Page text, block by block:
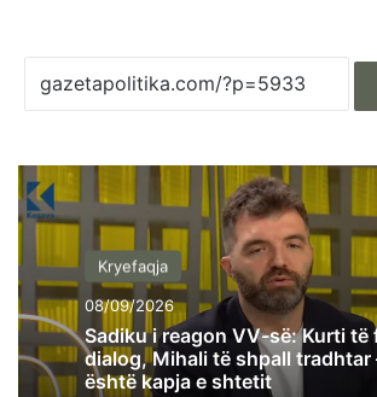
Kryefaqja
08/09/2026
Sadiku i reagon VV-së: Kurti të
dialog, Mihali të shpall tradhtar
është kapja e shtetit